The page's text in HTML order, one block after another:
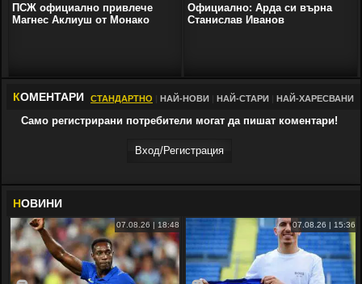
ПСЖ официално привлече
Магнес Аклиуш от Монако
Официално: Арда си върна
Станислав Иванов
КОМЕНТАРИ СТАНДАРТНО НАЙ-НОВИ НАЙ-СТАРИ НАЙ-ХАРЕСВАНИ
Само регистрирани потребители могат да пишат коментари!
Вход/Регистрaция
НОВИНИ
07.08.26 | 18:48 07.08.26 | 15:36